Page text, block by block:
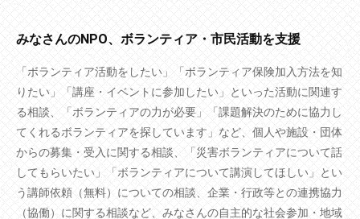
みなさんのNPO、ボランティア・市民活動を支援
「ボランティア活動をしたい」「ボランティア保険加入方法を知
りたい」「講座・イベントに参加したい」といった活動に関連す
る相談、「ボランティアの力が必要」「課題解決のために協力し
てくれるボランティアを探しています」など、個人や施設・団体
からの募集・受入に関する相談、「災害ボランティアについて話
してもらいたい」「ボランティアについて講演してほしい」とい
う講師依頼（無料）についての相談、企業・行政等との連携協力
（協働）に関する相談など、みなさんの自主的な社会参加・地域